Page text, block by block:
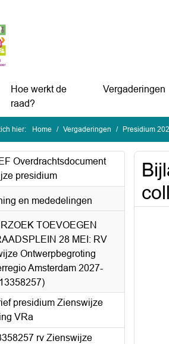
Hoe werkt de
raad?
Vergaderingen
hier: Home Vergaderingen Presidium
Overdrachtsdocument
presidium
en mededelingen
TOEVOEGEN
28 MEI: RV
Ontwerpbegroting
Amsterdam 2027-
presidium Zienswijze
VRa
rv Zienswijze